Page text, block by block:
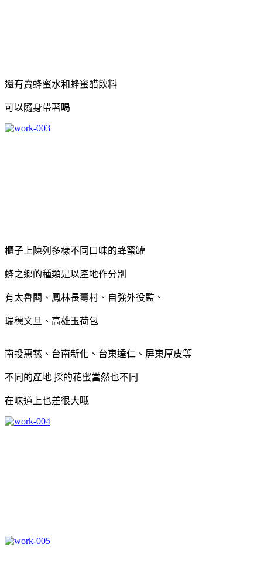
還有賣蜂蜜水和蜂蜜醋飲料
可以隨身帶著喝
櫃子上陳列多樣不同口味的蜂蜜罐
蜂之鄉的種類是以產地作分別
有太魯閣、鳳林長壽村、自強外役監、
瑞穗文旦、高雄玉荷包
南投惠蓀、台南新化、台東達仁、屏東厚皮等
不同的產地 採的花蜜當然也不同
在味道上也差很大哦